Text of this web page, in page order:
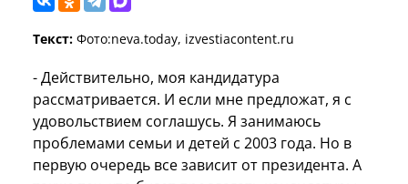
Текст: Фото:neva.today, izvestiacontent.ru
- Действительно, моя кандидатура
рассматривается. И если мне предложат, я с
удовольствием соглашусь. Я занимаюсь
проблемами семьи и детей с 2003 года. Но в
первую очередь все зависит от президента. А